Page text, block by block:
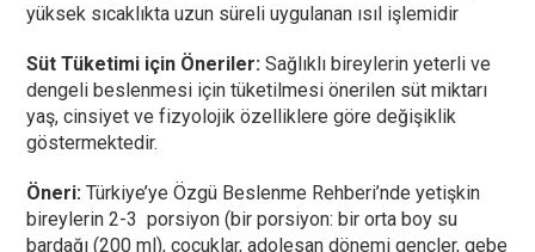
yüksek sıcaklıkta uzun süreli uygulanan ısıl işlemidir
Süt Tüketimi için Öneriler:Sağlıklı bireylerin yeterli ve
dengeli beslenmesi için tüketilmesi önerilen süt miktarı
yaş, cinsiyet ve fizyolojik özelliklere göre değişiklik
göstermektedir.
Öneri: Türkiye’ye Özgü Beslenme Rehberi’nde yetişkin
bireylerin 2-3 porsiyon (bir porsiyon: bir orta boy su
bardağı (200 ml), çocuklar, adolesan dönemi gençler, gebe